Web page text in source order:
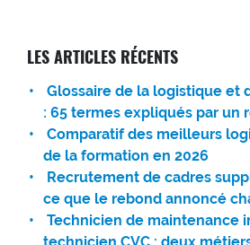
LES ARTICLES RÉCENTS
Glossaire de la logistique et
: 65 termes expliqués par un
Comparatif des meilleurs
de la formation en 2026
Recrutement de cadres
ce que le rebond annoncé
Technicien de maintenance